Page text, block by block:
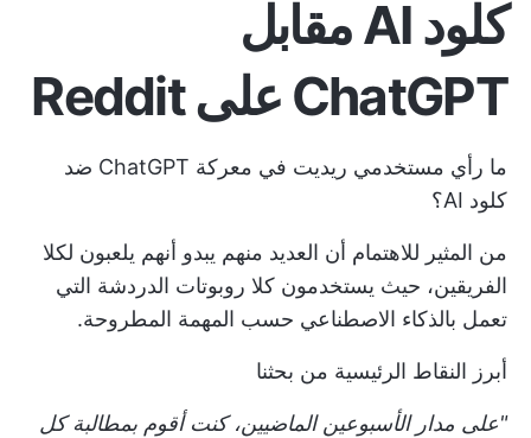
كلود AI مقابل
ChatGPT على Reddit
ما رأي مستخدمي ريديت في معركة ChatGPT ضد
كلود AI؟
من المثير للاهتمام أن العديد منهم يبدو أنهم يلعبون لكلا
الفريقين، حيث يستخدمون كلا روبوتات الدردشة التي
تعمل بالذكاء الاصطناعي حسب المهمة المطروحة.
أبرز النقاط الرئيسية من بحثنا
"على مدار الأسبوعين الماضيين، كنت أقوم بمطالبة كل